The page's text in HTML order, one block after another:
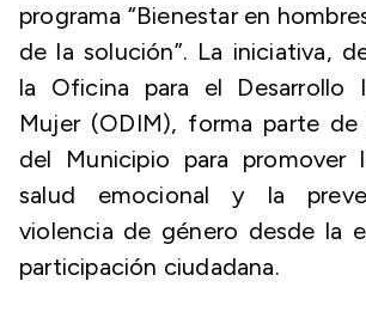
programa “Bienestar en
de la solución”. La iniciativa,
la Oficina para el Desarrollo
Mujer (ODIM), forma parte de
del Municipio para promover
salud emocional y la
violencia de género desde la
participación ciudadana.